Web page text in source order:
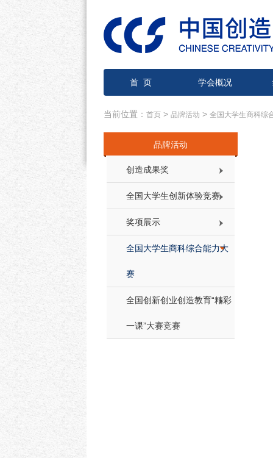
首 页 学会概况
当前位置： 首页 > 品牌活动 > 全国大学生商科综
品牌活动
创造成果奖
全国大学生创新体验竞赛
奖项展示
全国大学生商科综合能力大
赛
全国创新创业创造教育“精彩
一课”大赛竞赛